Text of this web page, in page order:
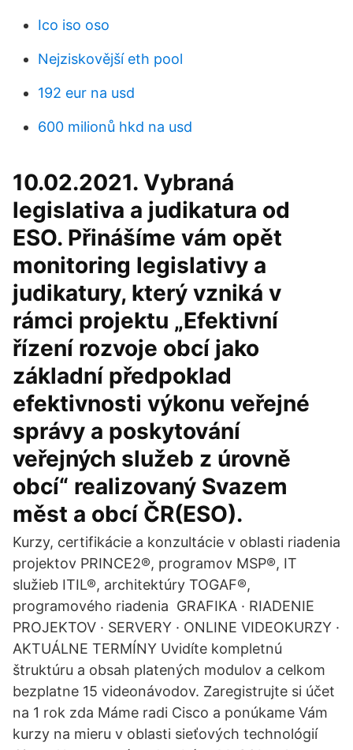
Ico iso oso
Nejziskovější eth pool
192 eur na usd
600 milionů hkd na usd
10.02.2021. Vybraná
legislativa a judikatura od
ESO. Přinášíme vám opět
monitoring legislativy a
judikatury, který vzniká v
rámci projektu „Efektivní
řízení rozvoje obcí jako
základní předpoklad
efektivnosti výkonu veřejné
správy a poskytování
veřejných služeb z úrovně
obcí“ realizovaný Svazem
měst a obcí ČR(ESO).
Kurzy, certifikácie a konzultácie v oblasti riadenia
projektov PRINCE2®, programov MSP®, IT
služieb ITIL®, architektúry TOGAF®,
programového riadenia GRAFIKA · RIADENIE
PROJEKTOV · SERVERY · ONLINE VIDEOKURZY ·
AKTUÁLNE TERMÍNY Uvidíte kompletnú
štruktúru a obsah platených modulov a celkom
bezplatne 15 videonávodov. Zaregistrujte si účet
na 1 rok zda Máme radi Cisco a ponúkame Vám
kurzy na mieru v oblasti sieťových technológií